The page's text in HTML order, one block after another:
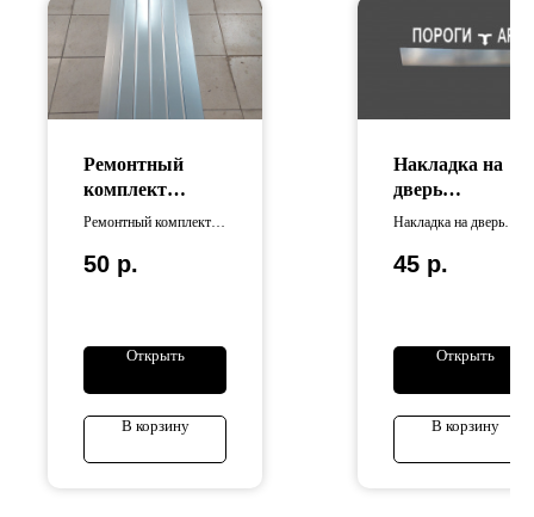
Ремонтный
комплект
днища кузова
Ремонтный комплект
изготовлен из
ширина — 50 см.
50 р.
Открыть
В корзину
Накладка на
дверь
универсальная
Накладка на дверь
изготовлена из
45 р.
Открыть
В корзину